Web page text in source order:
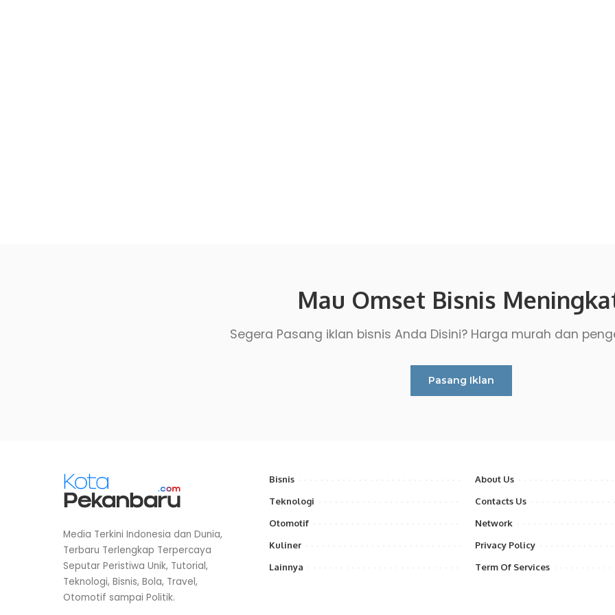
Mau Omset Bisnis
Segera Pasang iklan bisnis Anda Disini? Harga murah dan
Pasang Iklan
Media Terkini Indonesia dan Dunia,
Terbaru Terlengkap Terpercaya
Seputar Peristiwa Unik, Tutorial,
Teknologi, Bisnis, Bola, Travel,
Otomotif sampai Politik.
Bisnis
Teknologi
Otomotif
Kuliner
Lainnya
About Us
Contacts Us
Network
Privacy Policy
Term Of Services